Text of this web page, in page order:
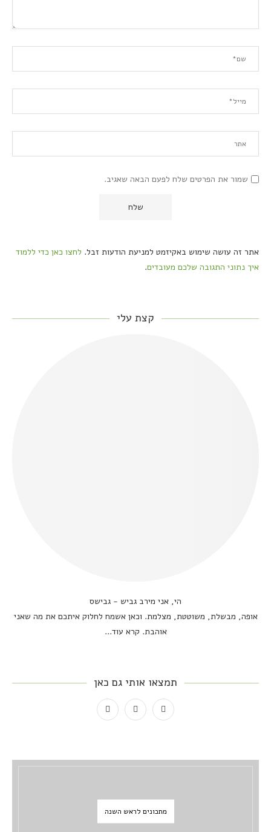
שמור את הפרטים שלח לפעם הבאה שאגיב.
אתר זה עושה שימוש באקיזמט למניעת הודעות זבל. לחצו כאן כדי ללמוד
איך נתוני התגובה שלכם מעובדים.
קצת עלי
הי, אני מירב גביש - גבישס
אופה, מבשלת, משוטטת, מצלמת. וכאן אשמח לחלוק איתכם את מה שאני
אוהבת. קרא עוד...
תמצאו אותי גם כאן
מתכונים לראש השנה